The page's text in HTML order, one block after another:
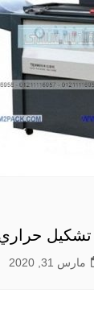
تشكيل
مارس 31, 2020